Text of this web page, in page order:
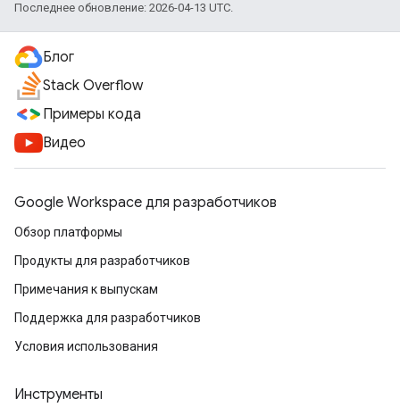
Последнее обновление: 2026-04-13 UTC.
Блог
Stack Overflow
Примеры кода
Видео
Google Workspace для разработчиков
Обзор платформы
Продукты для разработчиков
Примечания к выпускам
Поддержка для разработчиков
Условия использования
Инструменты